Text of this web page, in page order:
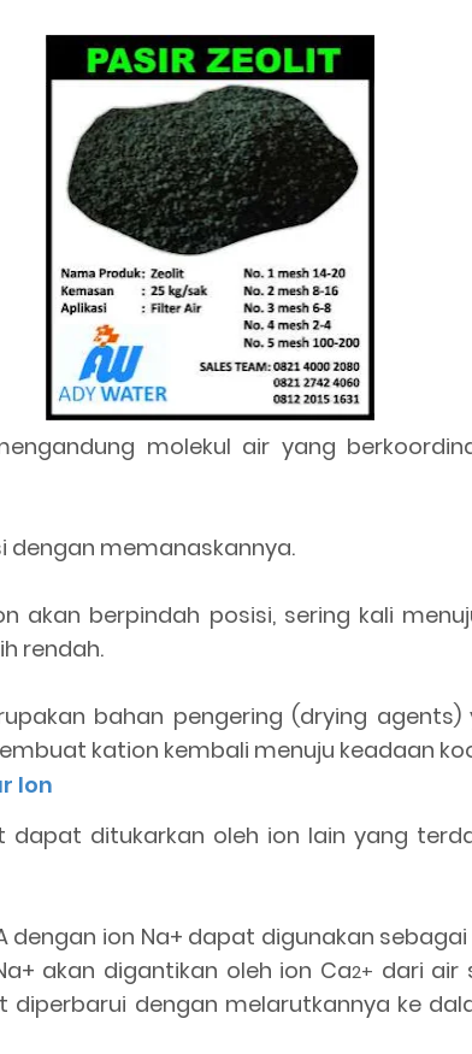
molekul air yang
dengan memanaskannya.
akan berpindah posisi, sering kali
rendah.
bahan pengering (drying
kation kembali menuju keadaan
Ion
dapat ditukarkan oleh ion lain yang
dengan ion Na+ dapat digunakan
akan digantikan oleh ion Ca2+ dari air
diperbarui dengan melarutkannya ke